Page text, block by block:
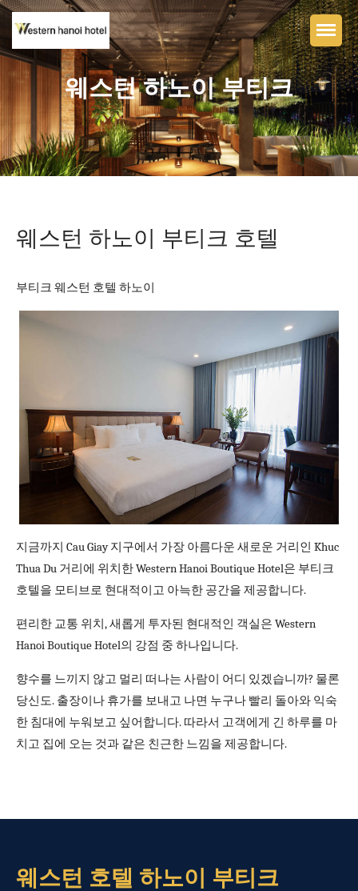
홈페이지
웨스턴 하노이 부티크 호텔
편리한
웨스턴 하노이 부티크
웨스턴 하노이 부티크 호텔
부티크 웨스턴 호텔 하노이
지금까지 Cau Giay 지구에서 가장 아름다운 새로운 거리인 Khuc
Thua Du 거리에 위치한 Western Hanoi Boutique Hotel은 부티크
호텔을 모티브로 현대적이고 아늑한 공간을 제공합니다.
편리한 교통 위치, 새롭게 투자된 현대적인 객실은 Western
Hanoi Boutique Hotel의 강점 중 하나입니다.
향수를 느끼지 않고 멀리 떠나는 사람이 어디 있겠습니까? 물론
당신도. 출장이나 휴가를 보내고 나면 누구나 빨리 돌아와 익숙
한 침대에 누워보고 싶어합니다. 따라서 고객에게 긴 하루를 마
치고 집에 오는 것과 같은 친근한 느낌을 제공합니다.
웨스턴 호텔 하노이 부티크